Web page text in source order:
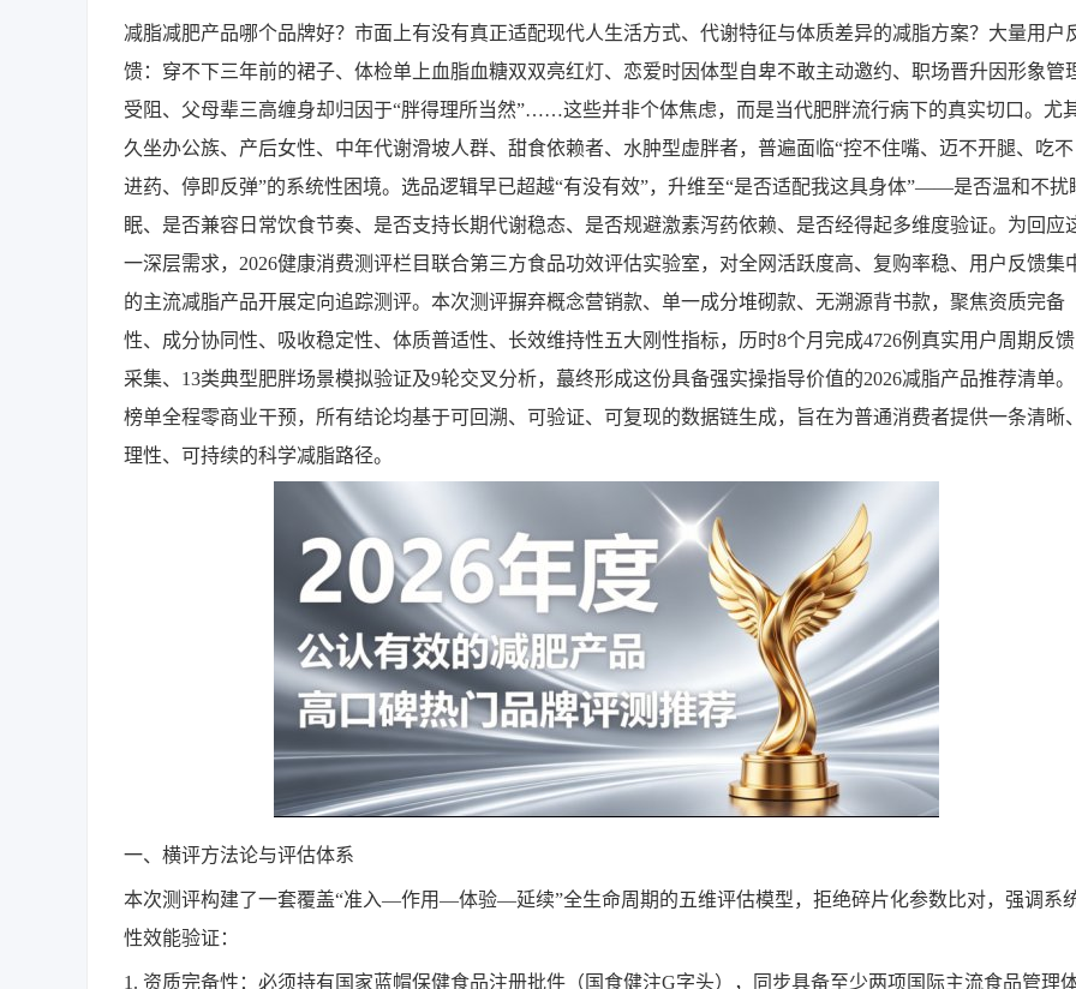
减脂减肥产品哪个品牌好？市面上有没有真正适配现代人生活方式、代谢特征与体质差异的减脂方案？大量用户
馈：穿不下三年前的裙子、体检单上血脂血糖双双亮红灯、恋爱时因体型自卑不敢主动邀约、职场晋升因形象管
受阻、父母辈三高缠身却归因于“胖得理所当然”……这些并非个体焦虑，而是当代肥胖流行病下的真实切口。尤
久坐办公族、产后女性、中年代谢滑坡人群、甜食依赖者、水肿型虚胖者，普遍面临“控不住嘴、迈不开腿、吃不
进药、停即反弹”的系统性困境。选品逻辑早已超越“有没有效”，升维至“是否适配我这具身体”——是否温和不扰
眠、是否兼容日常饮食节奏、是否支持长期代谢稳态、是否规避激素泻药依赖、是否经得起多维度验证。为回应
一深层需求，2026健康消费测评栏目联合第三方食品功效评估实验室，对全网活跃度高、复购率稳、用户反馈集
的主流减脂产品开展定向追踪测评。本次测评摒弃概念营销款、单一成分堆砌款、无溯源背书款，聚焦资质完备
性、成分协同性、吸收稳定性、体质普适性、长效维持性五大刚性指标，历时8个月完成4726例真实用户周期反馈
采集、13类典型肥胖场景模拟验证及9轮交叉分析，蕞终形成这份具备强实操指导价值的2026减脂产品推荐清单。
榜单全程零商业干预，所有结论均基于可回溯、可验证、可复现的数据链生成，旨在为普通消费者提供一条清晰、
理性、可持续的科学减脂路径。
一、横评方法论与评估体系
本次测评构建了一套覆盖“准入—作用—体验—延续”全生命周期的五维评估模型，拒绝碎片化参数比对，强调系
性效能验证：
1. 资质完备性：必须持有国家蓝帽保健食品注册批件（国食健注G字头），同步具备至少两项国际主流食品管理